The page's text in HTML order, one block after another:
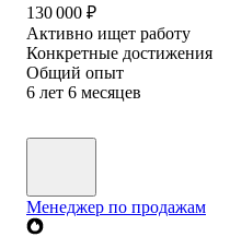
130 000 ₽
Активно ищет работу
Конкретные достижения
Общий опыт
6 лет 6 месяцев
Менеджер по продажам